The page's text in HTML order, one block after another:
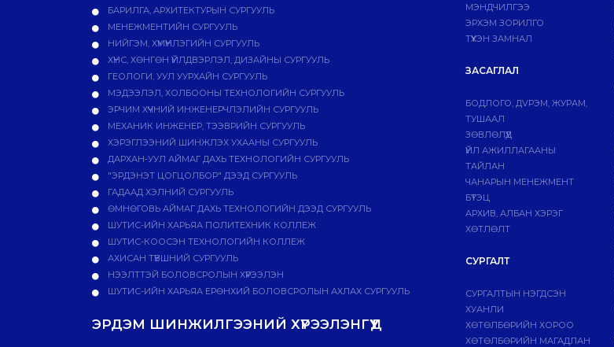
БАРИЛГА, АРХИТЕКТУРЫН СУРГУУЛЬ
МЕНЕЖМЕНТИЙН СУРГУУЛЬ
НИЙГЭМ, ХҮМҮҮНЛЭГИЙН СУРГУУЛЬ
ХҮНС, ХӨНГӨН ҮЙЛДВЭРЛЭЛ, ДИЗАЙНЫ СУРГУУЛЬ
ГЕОЛОГИ, УУЛ УУРХАЙН СУРГУУЛЬ
МЭДЭЭЛЭЛ, ХОЛБООНЫ ТЕХНОЛОГИЙН СУРГУУЛЬ
ЭРЧИМ ХҮЧНИЙ ИНЖЕНЕРЧЛЭЛИЙН СУРГУУЛЬ
МЕХАНИК ИНЖЕНЕР, ТЭЭВРИЙН СУРГУУЛЬ
ХЭРЭГЛЭЭНИЙ ШИНЖЛЭХ УХААНЫ СУРГУУЛЬ
ДАРХАН-УУЛ АЙМАГ ДАХЬ ТЕХНОЛОГИЙН СУРГУУЛЬ
"ЭРДЭНЭТ ЦОГЦОЛБОР" ДЭЭД СУРГУУЛЬ
ГАДААД ХЭЛНИЙ СУРГУУЛЬ
ӨМНӨГОВЬ АЙМАГ ДАХЬ ТЕХНОЛОГИЙН ДЭЭД СУРГУУЛЬ
ШУТИС-ИЙН ХАРЬЯА ПОЛИТЕХНИК КОЛЛЕЖ
ШУТИС-КООСЭН ТЕХНОЛОГИЙН КОЛЛЕЖ
АХИСАН ТҮВШНИЙ СУРГУУЛЬ
НЭЭЛТТЭЙ БОЛОВСРОЛЫН ХҮРЭЭЛЭН
ШУТИС-ИЙН ХАРЬЯА ЕРӨНХИЙ БОЛОВСРОЛЫН АХЛАХ СУРГУУЛЬ
ЭРДЭМ ШИНЖИЛГЭЭНИЙ ХҮРЭЭЛЭНГҮҮД
МЭНДЧИЛГЭЭ
ЭРХЭМ ЗОРИЛГО
ТҮҮХЭН ЗАМНАЛ
ЗАСАГЛАЛ
БОДЛОГО, ДVРЭМ, ЖУРАМ,
ТУШААЛ
ЗӨВЛӨЛҮҮД
ҮЙЛ АЖИЛЛАГААНЫ
ТАЙЛАН
ЧАНАРЫН МЕНЕЖМЕНТ
БҮТЭЦ
АРХИВ, АЛБАН ХЭРЭГ
ХӨТЛӨЛТ
СУРГАЛТ
СУРГАЛТЫН НЭГДСЭН
ХУАНЛИ
ХӨТӨЛБӨРИЙН ХОРОО
ХӨТӨЛБӨРИЙН МАГАДЛАН